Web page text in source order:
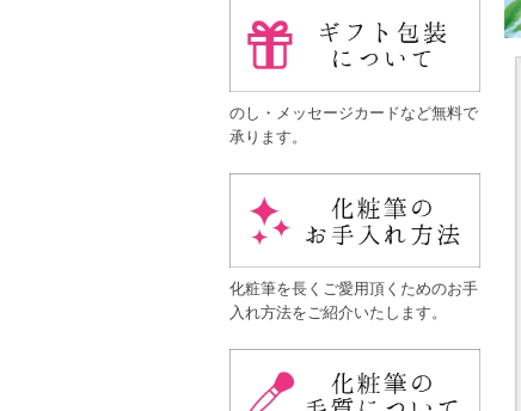
のし・メッセージカードなど無料で
承ります。
化粧筆を長くご愛用頂くためのお手
入れ方法をご紹介いたします。